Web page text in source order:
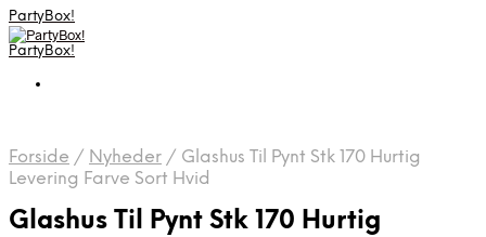
PartyBox!
PartyBox!
Forside / Nyheder / Glashus Til Pynt Stk 170 Hurtig
Levering Farve Sort Hvid
Glashus Til Pynt Stk 170 Hurtig